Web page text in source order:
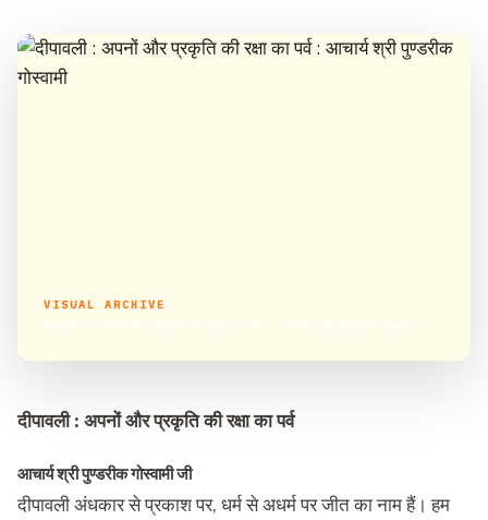
VISUAL ARCHIVE
दीपावली : अपनों और प्रकृति की रक्षा का पर्व
आचार्य श्री पुण्डरीक गोस्वामी जी
दीपावली अंधकार से प्रकाश पर, धर्म से अधर्म पर जीत का नाम हैं। हम